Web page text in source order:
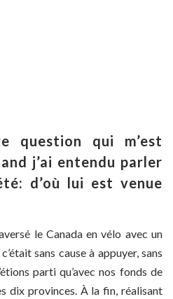
question qui m’est
j’ai entendu parler
d’où lui est venue
le Canada en vélo avec un
sans cause à appuyer, sans
parti qu’avec nos fonds de
dix provinces. À la fin, réalisant